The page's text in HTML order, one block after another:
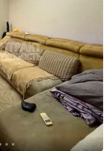
переважають натуральні
та архітектурна чистота
паркетна дошка,
підігрівом підлоги, якісна
стильні меблі та
інтер'єр, що не
рішень. Від
менш важливою
давно став однією з
територія, професійна
власна сервісна